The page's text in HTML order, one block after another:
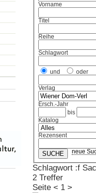
Vorname
Titel
Reihe
Schlagwort
und oder
Verlag
Ersch.-Jahr
bis
Katalog
Rezensent
neue
Schlagwort :f
2 Treffer
Seite < 1 >